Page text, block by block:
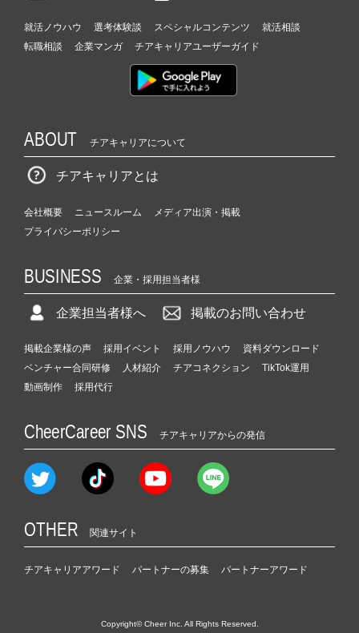
就活ノウハウ 選考体験談 スペシャルコンテンツ
就活相談
転職相談
企業マンガ チアキャリアユーザーガイド
ABOUT チアキャリアについて
チアキャリアとは
会社概要 ニュースルーム
メディア出演・掲載
プライバシーポリシー
BUSINESS 企業・採用担当者様
企業担当者様へ 掲載のお問い合わせ
掲載企業様の声 採用イベント 採用ノウハウ
資料ダウンロード
ベンチャー合同研修
人材紹介 チアコネクション
TikTok運用
動画制作
採用代行
CheerCareer SNS チアキャリアからの発信
OTHER 関連サイト
チアキャリアアワード パートナーの募集 パートナーアワード
Copyright© Cheer Inc. All Rights Reserved.